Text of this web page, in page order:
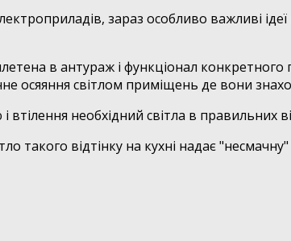
зараз особливо важливі
в антураж і функціонал
осяяння світлом приміщень де вони
необхідний світла в правильних
такого відтінку на кухні надає